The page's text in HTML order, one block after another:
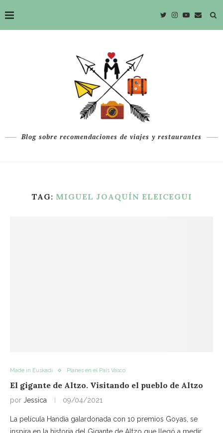
Blog sobre recomendaciones de viajes y restaurantes
TAG: MIGUEL JOAQUÍN ELEICEGUI
Made in Euskadi Planes en el País Vasco
El gigante de Altzo. Visitando el pueblo de Altzo
por Jessica 09/04/2021
La película Handia galardonada con 10 premios Goyas, se